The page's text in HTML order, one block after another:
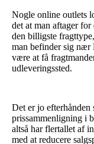
Nogle online outlets
det at man aftager
den billigste
man befinder sig nær
være at få
udleveringssted.
Det er jo
prissammenligning i
altså har flertallet af
med at reducere